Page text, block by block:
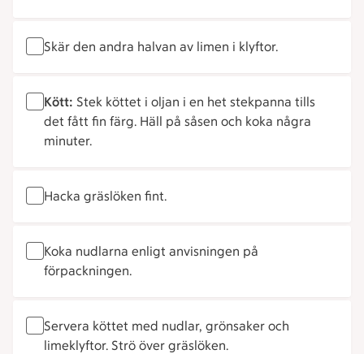
Skär den andra halvan av limen i klyftor.
Kött: Stek köttet i oljan i en het stekpanna tills
det fått fin färg. Häll på såsen och koka några
minuter.
Hacka gräslöken fint.
Koka nudlarna enligt anvisningen på
förpackningen.
Servera köttet med nudlar, grönsaker och
limeklyftor. Strö över gräslöken.